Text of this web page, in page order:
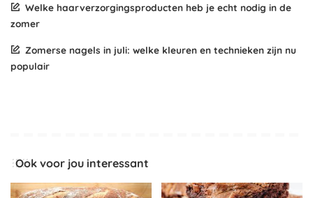
Welke haarverzorgingsproducten heb je echt nodig in de
zomer
Zomerse nagels in juli: welke kleuren en technieken zijn nu
populair
Ook voor jou interessant